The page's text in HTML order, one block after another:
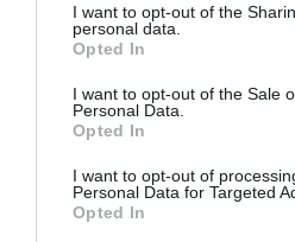
not limited to your visit or usage
grant or deny consent to Google
use your data for below specified
consent section.
I want to opt-out of the
personal data.
Opted In
I want to opt-out of the Sale
Personal Data.
Opted In
I want to opt-out of
Personal Data for Targeted
Opted In
emberrel
rájuk, és